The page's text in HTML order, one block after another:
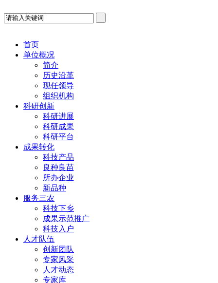
首页
单位概况
简介
历史沿革
现任领导
组织机构
科研创新
科研进展
科研成果
科研平台
成果转化
科技产品
良种良苗
所办企业
新品种
服务三农
科技下乡
成果示范推广
科技入户
人才队伍
创新团队
专家风采
人才动态
专家库